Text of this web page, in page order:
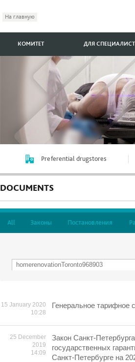
На главную
КОМИТЕТ ДЛЯ
Preferential drugstores
DOCUMENTS
All Законы Постановления
15 January 2020
10:28
Генеральное тарифное
25 December
2019
14:09
Закон Санкт-
государственных
Санкт-Петербурге на